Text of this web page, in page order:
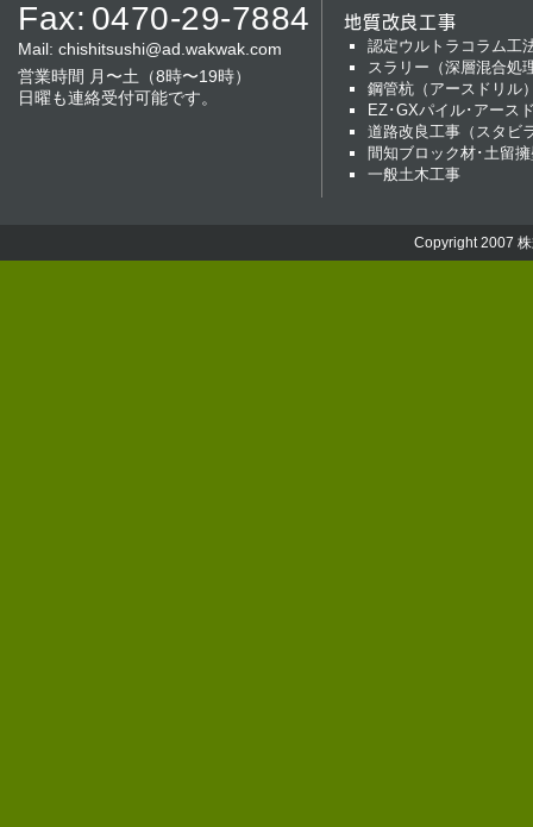
Fax: 0470-29-7884
Mail: chishitsushi@ad.wakwak.com
営業時間 月〜土（8時〜19時）
日曜も連絡受付可能です。
地質改良工事
認定ウルトラコラム工
スラリー（深層混合処
鋼管杭（アースドリル
EZ･GXパイル･アース
道路改良工事（スタビ
間知ブロック材･土留
一般土木工事
Copyright 2007